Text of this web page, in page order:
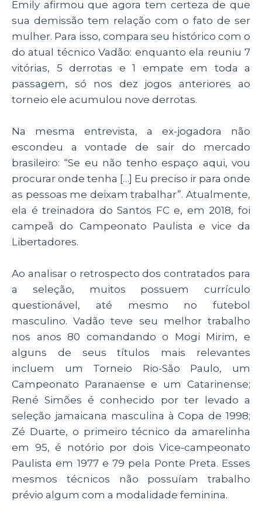
Emily afirmou que agora tem certeza de que
sua demissão tem relação com o fato de ser
mulher. Para isso, compara seu histórico com o
do atual técnico Vadão: enquanto ela reuniu 7
vitórias, 5 derrotas e 1 empate em toda a
passagem, só nos dez jogos anteriores ao
torneio ele acumulou nove derrotas.
Na mesma entrevista, a ex-jogadora não
escondeu a vontade de sair do mercado
brasileiro: “Se eu não tenho espaço aqui, vou
procurar onde tenha […] Eu preciso ir para onde
as pessoas me deixam trabalhar”. Atualmente,
ela é treinadora do Santos FC e, em 2018, foi
campeã do Campeonato Paulista e vice da
Libertadores.
Ao analisar o retrospecto dos contratados para
a seleção, muitos possuem currículo
questionável, até mesmo no futebol
masculino. Vadão teve seu melhor trabalho
nos anos 80 comandando o Mogi Mirim, e
alguns de seus títulos mais relevantes
incluem um Torneio Rio-São Paulo, um
Campeonato Paranaense e um Catarinense;
René Simões é conhecido por ter levado a
seleção jamaicana masculina à Copa de 1998;
Zé Duarte, o primeiro técnico da amarelinha
em 95, é notório por dois Vice-campeonato
Paulista em 1977 e 79 pela Ponte Preta. Esses
mesmos técnicos não possuíam trabalho
prévio algum com a modalidade feminina.